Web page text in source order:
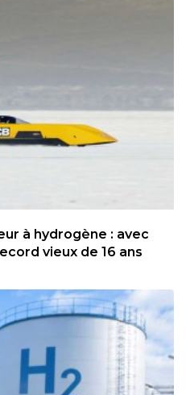
à hydrogène : avec
vieux de 16 ans